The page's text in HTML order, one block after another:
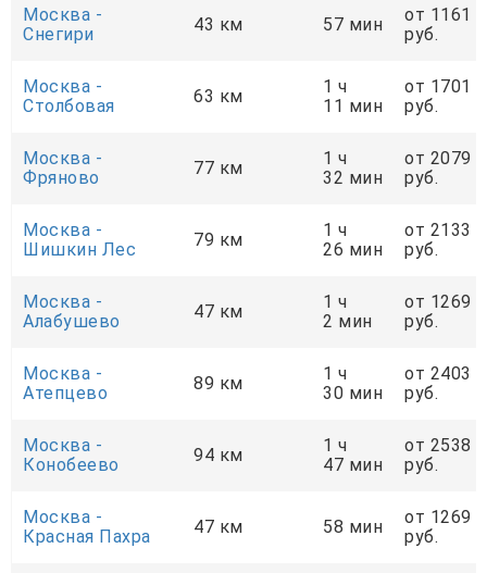
Москва -
Снегири
43 км 57 мин
от 1161
руб.
Москва -
Столбовая
63 км
1 ч
11 мин
от 1701
руб.
Москва -
Фряново
77 км
1 ч
32 мин
от 2079
руб.
Москва -
Шишкин Лес
79 км
1 ч
26 мин
от 2133
руб.
Москва -
Алабушево
47 км
1 ч
2 мин
от 1269
руб.
Москва -
Атепцево
89 км
1 ч
30 мин
от 2403
руб.
Москва -
Конобеево
94 км
1 ч
47 мин
от 2538
руб.
Москва -
Красная Пахра
47 км 58 мин
от 1269
руб.